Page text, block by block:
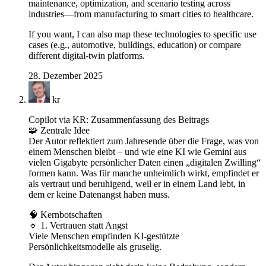
maintenance, optimization, and scenario testing across
industries—from manufacturing to smart cities to healthcare.
If you want, I can also map these technologies to specific use
cases (e.g., automotive, buildings, education) or compare
different digital‑twin platforms.
28. Dezember 2025
kr
Copilot via KR: Zusammenfassung des Beitrags
🧩 Zentrale Idee
Der Autor reflektiert zum Jahresende über die Frage, was von
einem Menschen bleibt – und wie eine KI wie Gemini aus
vielen Gigabyte persönlicher Daten einen „digitalen Zwilling“
formen kann. Was für manche unheimlich wirkt, empfindet er
als vertraut und beruhigend, weil er in einem Land lebt, in
dem er keine Datenangst haben muss.
🧠 Kernbotschaften
🔹 1. Vertrauen statt Angst
Viele Menschen empfinden KI‑gestützte
Persönlichkeitsmodelle als gruselig.